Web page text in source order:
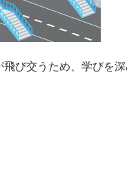
び交うため、学びを深